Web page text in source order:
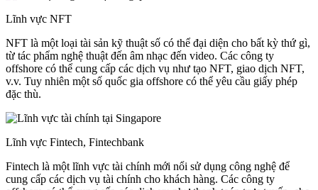
Lĩnh vực NFT
NFT là một loại tài sản kỹ thuật số có thể đại diện cho bất kỳ thứ gì,
từ tác phẩm nghệ thuật đến âm nhạc đến video. Các công ty
offshore có thể cung cấp các dịch vụ như tạo NFT, giao dịch NFT,
v.v. Tuy nhiên một số quốc gia offshore có thể yêu cầu giấy phép
đặc thù.
Lĩnh vực Fintech, Fintechbank
Fintech là một lĩnh vực tài chính mới nổi sử dụng công nghệ để
cung cấp các dịch vụ tài chính cho khách hàng. Các công ty